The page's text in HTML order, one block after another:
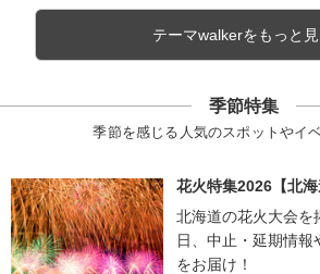
テーマwalkerをもっと見
季節特集
季節を感じる人気のスポットやイ
花火特集2026【北海
北海道の花火大会を
日、中止・延期情
をお届け！